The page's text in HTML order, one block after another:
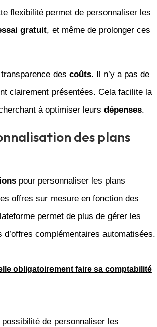
flexibilité permet de personnaliser les
gratuit, et même de prolonger ces
des coûts. Il n’y a pas de
clairement présentées. Cela facilite la
à optimiser leurs dépenses.
des plans
pour personnaliser les plans
offres sur mesure en fonction des
permet de plus de gérer les
complémentaires automatisées.
obligatoirement faire sa comptabilité
de personnaliser les